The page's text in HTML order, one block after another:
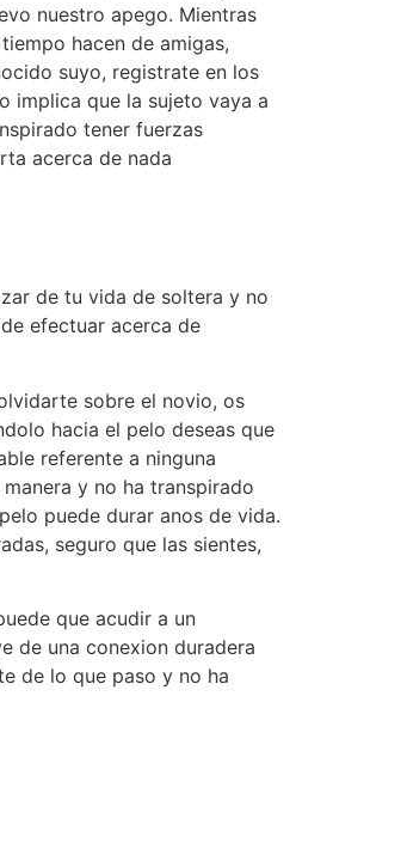
nuestro apego. Mientras
hacen de amigas,
suyo, registrate en los
implica que la sujeto vaya a
tener fuerzas
acerca de nada
de tu vida de soltera y no
efectuar acerca de
sobre el novio, os
hacia el pelo deseas que
referente a ninguna
y no ha transpirado
puede durar anos de vida.
seguro que las sientes,
que acudir a un
de una conexion duradera
de lo que paso y no ha